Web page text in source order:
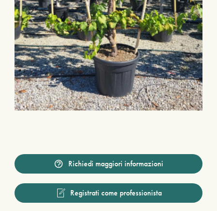
Richiedi maggiori informazioni
Registrati come professionista